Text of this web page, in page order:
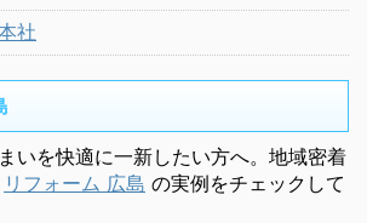
社
いを快適に一新したい方へ。地域密着
リフォーム 広島 の実例をチェックして